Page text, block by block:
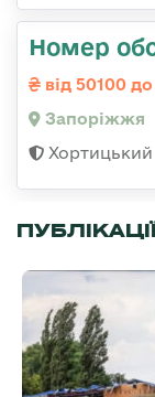
Номер
від 50100
Запоріжжя